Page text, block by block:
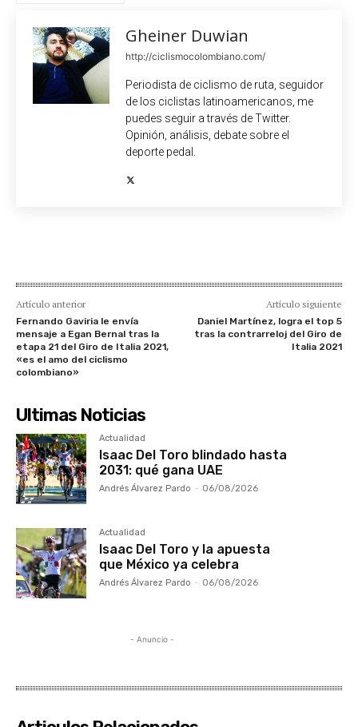
Gheiner Duwian
http://ciclismocolombiano.com/
Periodista de ciclismo de ruta, seguidor
de los ciclistas latinoamericanos, me
puedes seguir a través de Twitter.
Opinión, análisis, debate sobre el
deporte pedal.
Artículo anterior
Fernando Gaviria le envía
mensaje a Egan Bernal tras la
etapa 21 del Giro de Italia 2021,
«es el amo del ciclismo
colombiano»
Artículo siguiente
Daniel Martínez, logra el top 5
tras la contrarreloj del Giro de
Italia 2021
Ultimas Noticias
Actualidad
Isaac Del Toro blindado hasta
2031: qué gana UAE
Andrés Álvarez Pardo - 06/08/2026
Actualidad
Isaac Del Toro y la apuesta
que México ya celebra
Andrés Álvarez Pardo - 06/08/2026
- Anuncio -